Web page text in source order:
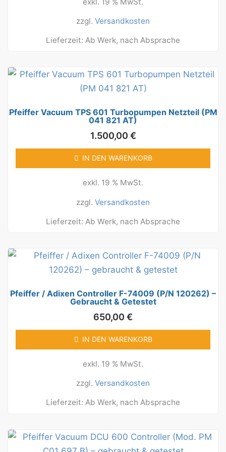
zzgl. Versandkosten
Lieferzeit: Ab Werk, nach Absprache
Pfeiffer Vacuum TPS 601 Turbopumpen Netzteil (PM
041 821 AT)
1.500,00 €
IN DEN WARENKORB
exkl. 19 % MwSt.
zzgl. Versandkosten
Lieferzeit: Ab Werk, nach Absprache
Pfeiffer / Adixen Controller F-74009 (P/N 120262) –
Gebraucht & Getestet
650,00 €
IN DEN WARENKORB
exkl. 19 % MwSt.
zzgl. Versandkosten
Lieferzeit: Ab Werk, nach Absprache